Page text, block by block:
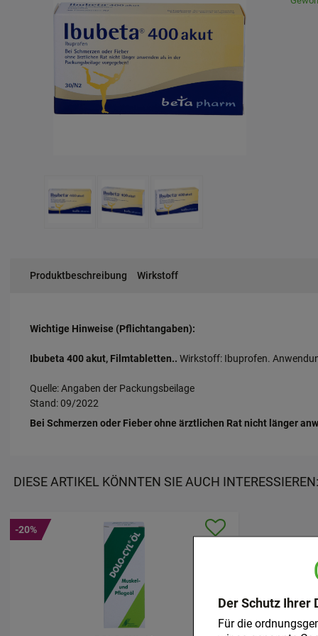
Der Schutz Ihrer
Für die
Produktbeschreibung Wirkstoff
Wichtige Hinweise (Pflichtangaben):
Ibubeta 400 akut, Filmtabletten.. Wirkstoff: Ibuprofen.
Quelle: Angaben der Packungsbeilage
Stand: 09/2022
Bei Schmerzen oder Fieber ohne ärztlichen Rat nicht länger
DIESE ARTIKEL KÖNNTEN SIE AUCH INTERESSIEREN:
-20%